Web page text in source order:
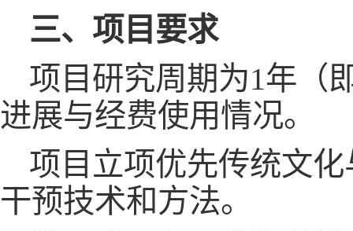
三、项目要求
项目研究周期为1年（
进展与经费使用情况。
项目立项优先传统文
干预技术和方法。